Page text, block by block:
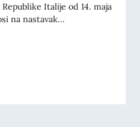
Italije od 14. maja
na nastavak...
BALKAN 2026: